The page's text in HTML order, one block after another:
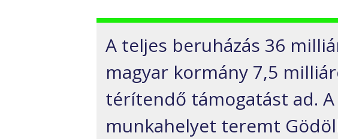
A teljes beruházás 36
magyar kormány 7,5
térítendő támogatást ad.
munkahelyet teremt